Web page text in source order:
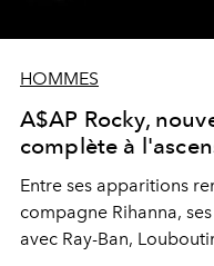
HOMMES
A$AP Rocky,
complète à
Entre ses apparitions
compagne Rihanna,
avec Ray-Ban,